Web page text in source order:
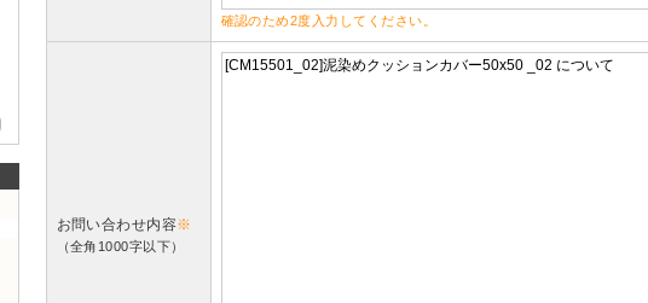
確認のため2度入力してください。
お問い合わせ内容※
（全角1000字以下）